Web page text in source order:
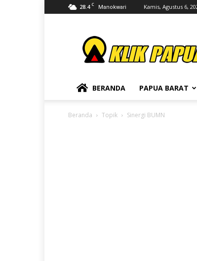
28.4 C Manokwari Kamis, Agustus 6,
BERANDA PAPUA BARAT
Beranda Topik Sinergi BUMN